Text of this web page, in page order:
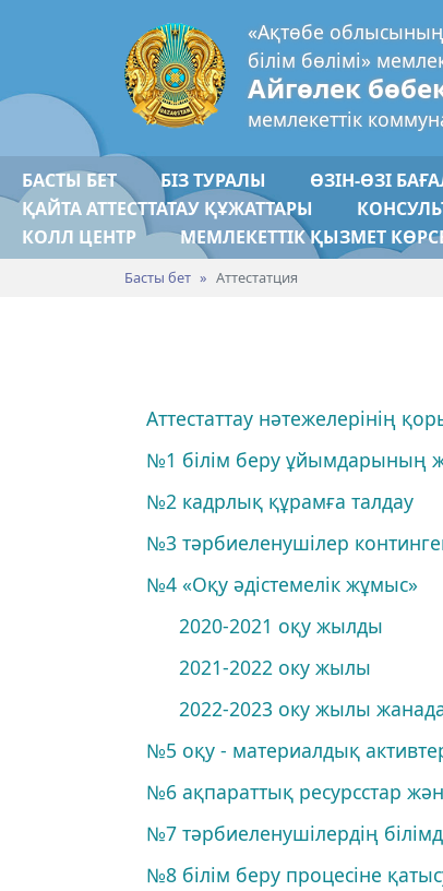
«Ақтөбе
білім бөлімі»
Айгөлек
мемлекеттік
БАСТЫ БЕТ БІЗ ТУРАЛЫ ӨЗІН-ӨЗІ
ҚАЙТА АТТЕСТТАТАУ ҚҰЖАТТАРЫ
КОЛЛ ЦЕНТР
МЕМЛЕКЕТТІК ҚЫЗМЕТ
Басты бет Аттестатция
Аттестаттау нәтежелерінің
№1 білім беру ұйымдарының
№2 кадрлық құрамға талдау
№3 тәрбиеленушілер
№4 «Оқу әдістемелік жұмыс»
2020-2021 оқу жылды
2021-2022 оку жылы
2022-2023 оку жылы
№5 оқу - материалдық
№6 ақпараттық ресурсстар
№7 тәрбиеленушілердің
№8 білім беру процесіне